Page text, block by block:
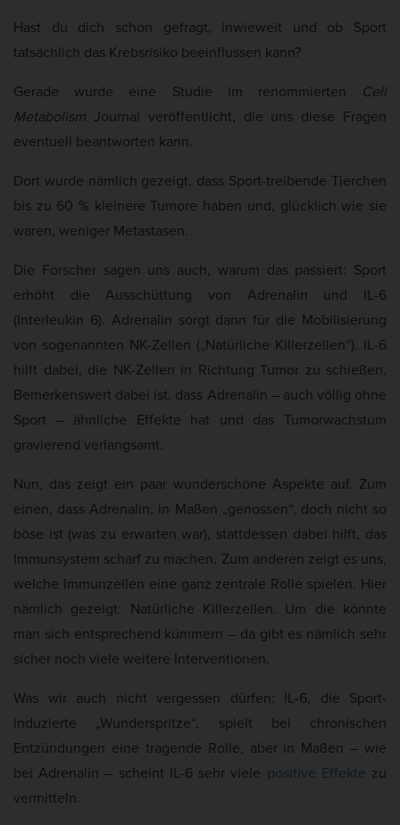
t
a
l
i
i
e
Hast du dich schon gefragt, inwieweit und ob Sport
tatsächlich das Krebsrisiko beeinflussen kann?
Gerade wurde eine Studie im renommierten Cell
Metabolism Journal veröffentlicht, die uns diese Fragen
eventuell beantworten kann.
Dort wurde nämlich gezeigt, dass Sport-treibende Tierchen
bis zu 60 % kleinere Tumore haben und, glücklich wie sie
waren, weniger Metastasen.
Die Forscher sagen uns auch, warum das passiert: Sport
erhöht die Ausschüttung von Adrenalin und IL-6
(Interleukin 6). Adrenalin sorgt dann für die Mobilisierung
von sogenannten NK-Zellen („Natürliche Killerzellen“). IL-6
hilft dabei, die NK-Zellen in Richtung Tumor zu schießen.
Bemerkenswert dabei ist, dass Adrenalin – auch völlig ohne
Sport – ähnliche Effekte hat und das Tumorwachstum
gravierend verlangsamt.
Nun, das zeigt ein paar wunderschöne Aspekte auf. Zum
einen, dass Adrenalin, in Maßen „genossen“, doch nicht so
böse ist (was zu erwarten war), stattdessen dabei hilft, das
Immunsystem scharf zu machen. Zum anderen zeigt es uns,
welche Immunzellen eine ganz zentrale Rolle spielen. Hier
nämlich gezeigt: Natürliche Killerzellen. Um die könnte
man sich entsprechend kümmern – da gibt es nämlich sehr
sicher noch viele weitere Interventionen.
Was wir auch nicht vergessen dürfen: IL-6, die Sport-
induzierte „Wunderspritze“, spielt bei chronischen
Entzündungen eine tragende Rolle, aber in Maßen – wie
bei Adrenalin – scheint IL-6 sehr viele positive Effekte zu
vermitteln.
Marketing (5)
um personalisierte Werbung anzuzeigen. Sie tun dies, indem sie Besucher
Inhalte von Videoplattformen und Social-Media-Plattformen werden
standardmäßig blockiert. Wenn Cookies von externen Medien akzeptiert
werden, bedarf der Zugriff auf diese Inhalte keiner manuellen Einwilligung
Cookie-Informationen anzeigen
Datenschutzerklärung Impressum